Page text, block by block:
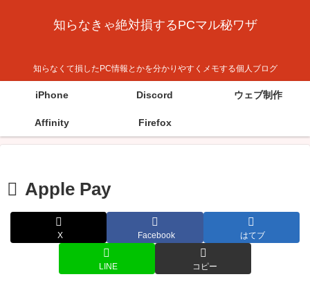
知らなきゃ絶対損するPCマル秘ワザ
知らなくて損したPC情報とかを分かりやすくメモする個人ブログ
iPhone Discord ウェブ制作
Affinity Firefox
Apple Pay
X Facebook はてブ
LINE コピー